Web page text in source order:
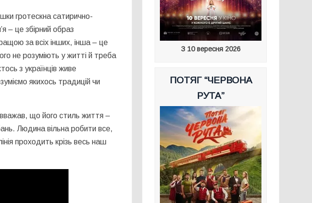
гротескна сатирично-
– це збірний образ
за всіх інших, інша – це
не розуміють у житті й треба
з українців живе
якихось традицій чи
вважав, що його стиль життя –
Людина вільна робити все,
проходить крізь весь наш
З 10 вересня 2026
ПОТЯГ “ЧЕРВОНА
РУТА”